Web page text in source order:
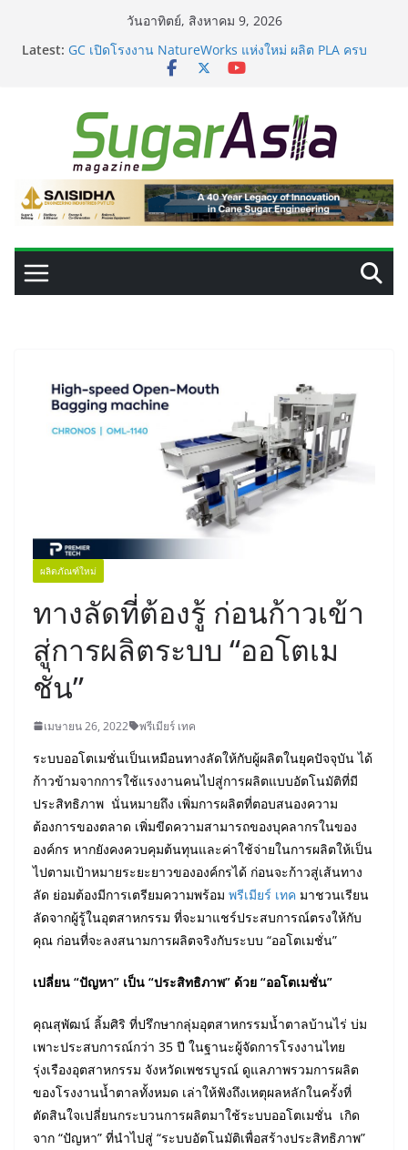
วันอาทิตย์, สิงหาคม 9, 2026
Latest:
เปลี่ยนของเสียจากน้ำตาลสู่โปรตีน: Planetary เดินหน้า
ขยายนวัตกรรมด้านเทคโนโลยีอาหาร
GC เปิดโรงงาน NatureWorks แห่งใหม่ ผลิต PLA ครบ
กำลังผลิตรวม 7.2 ล้านลิตร/วัน
เครื่องแยกสีความแม่นยำสูง ยกระดับคุณภาพน้ำตาลและ
ประสิทธิภาพการผลิต
VEGAPULS Air: โซลูชันอัจฉริยะสำหรับการบริหารจัดการ
ถังเก็บในอุตสาหกรรมน้ำตาล
ผลิตภัณฑ์ใหม่
ทางลัดที่ต้องรู้ ก่อนก้าวเข้า
สู่การผลิตระบบ “ออโตเม
ชั่น”
เมษายน 26, 2022 พรีเมียร์ เทค
ระบบออโตเมชั่นเป็นเหมือนทางลัดให้กับผู้ผลิตในยุคปัจจุบัน ได้
ก้าวข้ามจากการใช้แรงงานคนไปสู่การผลิตแบบอัตโนมัติที่มี
ประสิทธิภาพ นั่นหมายถึง เพิ่มการผลิตที่ตอบสนองความ
ต้องการของตลาด เพิ่มขีดความสามารถของบุคลากรในของ
องค์กร หากยังคงควบคุมต้นทุนและค่าใช้จ่ายในการผลิตให้เป็น
ไปตามเป้าหมายระยะยาวขององค์กรได้ ก่อนจะก้าวสู่เส้นทาง
ลัด ย่อมต้องมีการเตรียมความพร้อม พรีเมียร์ เทค มาชวนเรียน
ลัดจากผู้รู้ในอุตสาหกรรม ที่จะมาแชร์ประสบการณ์ตรงให้กับ
คุณ ก่อนที่จะลงสนามการผลิตจริงกับระบบ “ออโตเมชั่น”
เปลี่ยน “ปัญหา” เป็น “ประสิทธิภาพ” ด้วย “ออโตเมชั่น”
คุณสุพัฒน์ ลิ้มศิริ ที่ปรึกษากลุ่มอุตสาหกรรมน้ำตาลบ้านไร่ บ่ม
เพาะประสบการณ์กว่า 35 ปี ในฐานะผู้จัดการโรงงานไทย
รุ่งเรืองอุตสาหกรรม จังหวัดเพชรบูรณ์ ดูแลภาพรวมการผลิต
ของโรงงานน้ำตาลทั้งหมด เล่าให้ฟังถึงเหตุผลหลักในครั้งที่
ตัดสินใจเปลี่ยนกระบวนการผลิตมาใช้ระบบออโตเมชั่น เกิด
จาก “ปัญหา” ที่นำไปสู่ “ระบบอัตโนมัติเพื่อสร้างประสิทธิภาพ”